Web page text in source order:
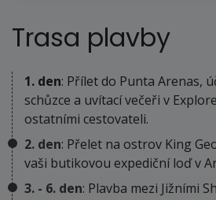
Trasa plavby
1. den: Přílet do Punta Arenas,
schůzce a uvítací večeři v
ostatními cestovateli.
2. den: Přelet na ostrov King
vaši butikovou expediční loď v
3. - 6. den: Plavba mezi Jižními